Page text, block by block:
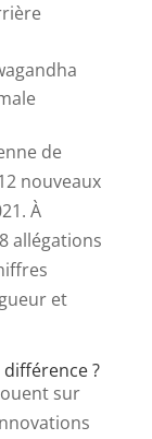
de
nouveaux
À
allégations
et
?
sur